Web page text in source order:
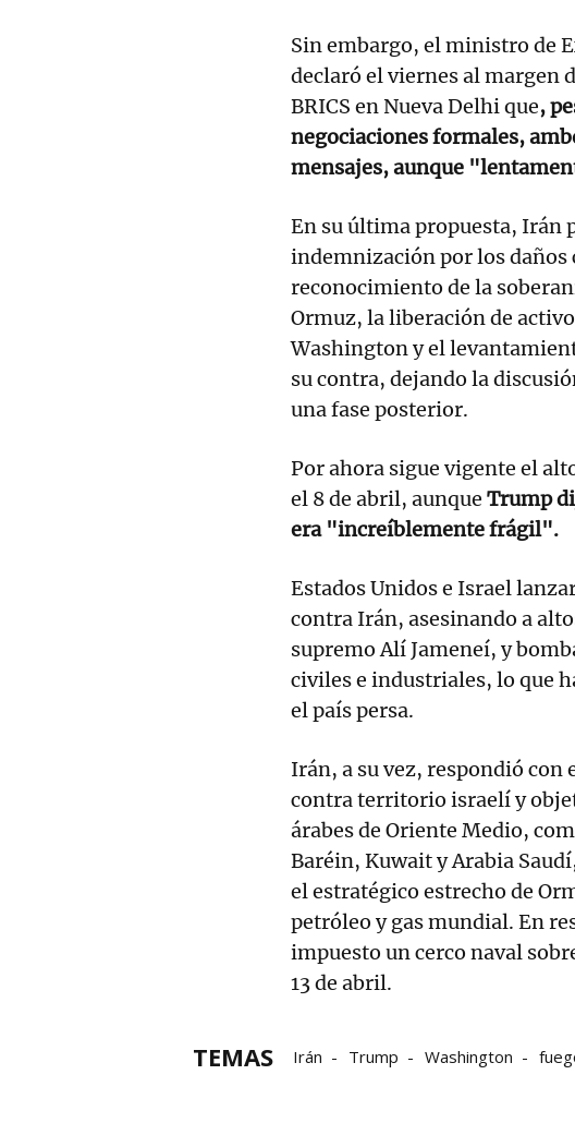
Sin embargo, el ministro de
declaró el viernes al margen
BRICS en Nueva Delhi que,
negociaciones formales,
mensajes, aunque
En su última propuesta, Irán
indemnización por los daños
reconocimiento de la
Ormuz, la liberación de
Washington y el
su contra, dejando la
una fase posterior.
Por ahora sigue vigente el
el 8 de abril, aunque Trump
era "increíblemente frágil".
Estados Unidos e Israel
contra Irán, asesinando a
supremo Alí Jameneí, y
civiles e industriales, lo que
el país persa.
Irán, a su vez, respondió
contra territorio israelí y
árabes de Oriente Medio,
Baréin, Kuwait y Arabia
el estratégico estrecho de
petróleo y gas mundial. En
impuesto un cerco naval
13 de abril.
TEMAS Irán Trump Washington